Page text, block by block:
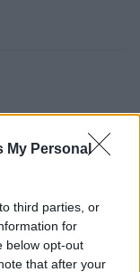
My Personal
third parties, or
for
below opt-out
that after your